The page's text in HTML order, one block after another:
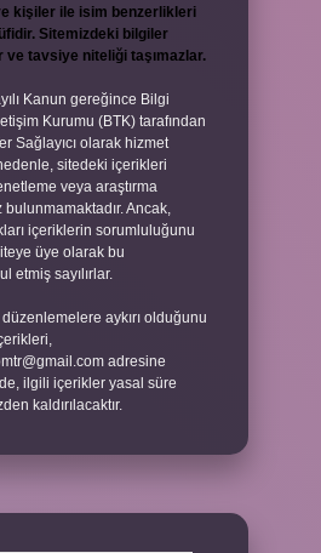
kişiler ile isim benzerlikleri
Sitemizdeki bilgiler
ve tavsiye niteliği taşımazlar.
Kanun gereğince Bilgi
Kurumu (BTK) tarafından
Sağlayıcı olarak hizmet
sitedeki içerikleri
veya araştırma
Ancak,
içeriklerin sorumluluğunu
üye olarak bu
etmiş sayılırlar.
aykırı olduğunu
adresine
ilgili içerikler yasal süre
kaldırılacaktır.